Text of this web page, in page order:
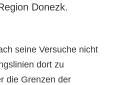
Donezk.
seine Versuche nicht
dort zu
die Grenzen der